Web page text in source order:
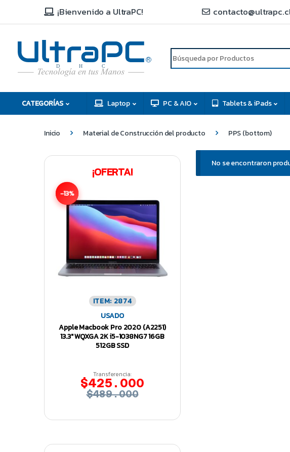
¡Bienvenido a UltraPC!
C
H
D
R
CATEGORÍAS Laptop PC & AIO Tablets & iPads
Inicio Material de Construcción del producto PPS (bottom)
No se encontraron
¡OFERTA!
-13%
ITEM: 2874
USADO
Apple Macbook Pro 2020 (A2251)
13.3″ WQXGA 2K i5-1038NG7 16GB
512GB SSD
Transferencia:
$425.000
$489.000